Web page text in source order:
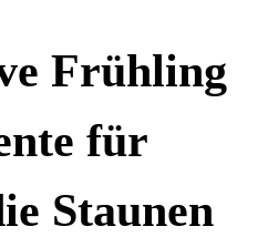
Frühling
für
Staunen